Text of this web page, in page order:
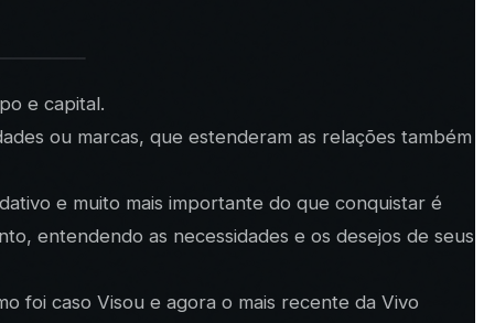
e capital.
ou marcas, que estenderam as relações também
e muito mais importante do que conquistar é
entendendo as necessidades e os desejos de seus
foi caso Visou e agora o mais recente da Vivo